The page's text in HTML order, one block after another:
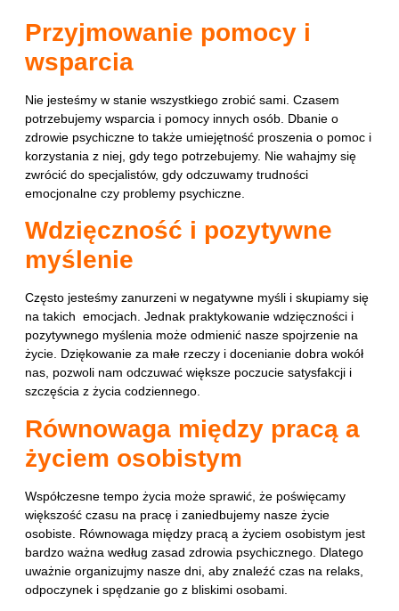
Przyjmowanie pomocy i
wsparcia
Nie jesteśmy w stanie wszystkiego zrobić sami. Czasem
potrzebujemy wsparcia i pomocy innych osób. Dbanie o
zdrowie psychiczne to także umiejętność proszenia o pomoc i
korzystania z niej, gdy tego potrzebujemy. Nie wahajmy się
zwrócić do specjalistów, gdy odczuwamy trudności
emocjonalne czy problemy psychiczne.
Wdzięczność i pozytywne
myślenie
Często jesteśmy zanurzeni w negatywne myśli i skupiamy się
na takich emocjach. Jednak praktykowanie wdzięczności i
pozytywnego myślenia może odmienić nasze spojrzenie na
życie. Dziękowanie za małe rzeczy i docenianie dobra wokół
nas, pozwoli nam odczuwać większe poczucie satysfakcji i
szczęścia z życia codziennego.
Równowaga między pracą a
życiem osobistym
Współczesne tempo życia może sprawić, że poświęcamy
większość czasu na pracę i zaniedbujemy nasze życie
osobiste. Równowaga między pracą a życiem osobistym jest
bardzo ważna według zasad zdrowia psychicznego. Dlatego
uważnie organizujmy nasze dni, aby znaleźć czas na relaks,
odpoczynek i spędzanie go z bliskimi osobami.